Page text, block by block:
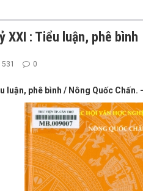
XXI : Tiểu luận, phê bình
531 0
luận, phê bình / Nông Quốc Chấn.